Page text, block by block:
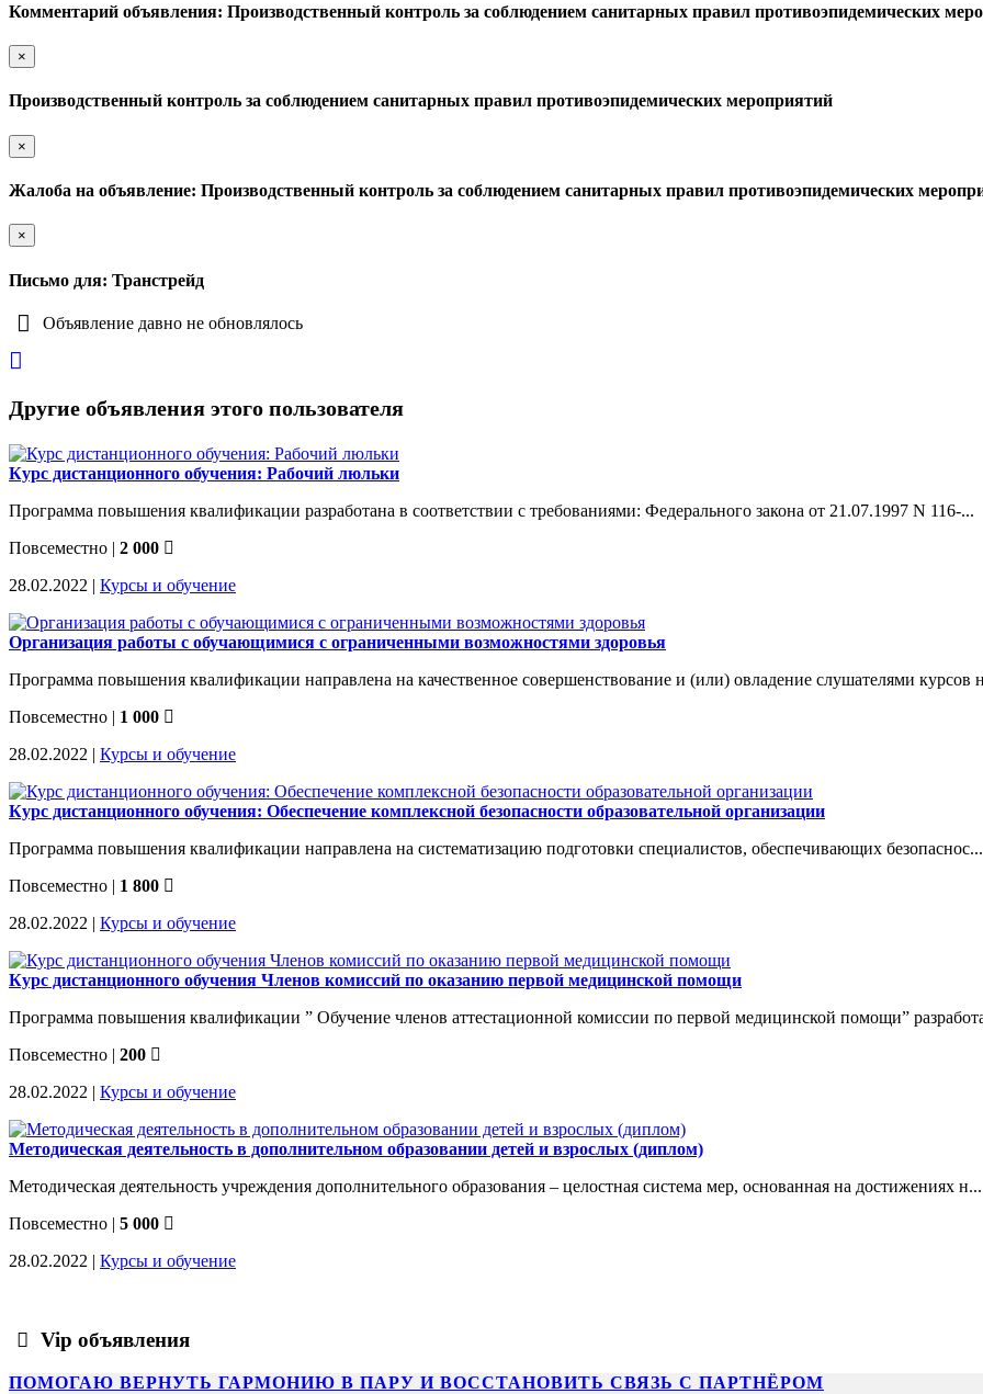
Комментарий объявления: Производственный контроль за соблюдением санитарных правил противоэпидемических
×
Производственный контроль за соблюдением санитарных правил противоэпидемических мероприятий
×
Жалоба на объявление: Производственный контроль за соблюдением санитарных правил противоэпидемических
×
Письмо для: Транстрейд
Объявление давно не обновлялось
Другие объявления этого пользователя
Курс дистанционного обучения: Рабочий люльки
Программа повышения квалификации разработана в соответствии с требованиями: Федерального закона от 21.07.1997 N 116-...
Повсеместно | 2 000
28.02.2022 | Курсы и обучение
Организация работы с обучающимися с ограниченными возможностями здоровья
Программа повышения квалификации направлена на качественное совершенствование и (или) овладение слушателями курсов
Повсеместно | 1 000
28.02.2022 | Курсы и обучение
Курс дистанционного обучения: Обеспечение комплексной безопасности образовательной организации
Программа повышения квалификации направлена на систематизацию подготовки специалистов, обеспечивающих безопаснос...
Повсеместно | 1 800
28.02.2022 | Курсы и обучение
Курс дистанционного обучения Членов комиссий по оказанию первой медицинской помощи
Программа повышения квалификации ” Обучение членов аттестационной комиссии по первой медицинской помощи”
Повсеместно | 200
28.02.2022 | Курсы и обучение
Методическая деятельность в дополнительном образовании детей и взрослых (диплом)
Методическая деятельность учреждения дополнительного образования – целостная система мер, основанная на достижениях н...
Повсеместно | 5 000
28.02.2022 | Курсы и обучение
Vip объявления
ПОМОГАЮ ВЕРНУТЬ ГАРМОНИЮ В ПАРУ И ВОССТАНОВИТЬ СВЯЗЬ С ПАРТНЁРОМ